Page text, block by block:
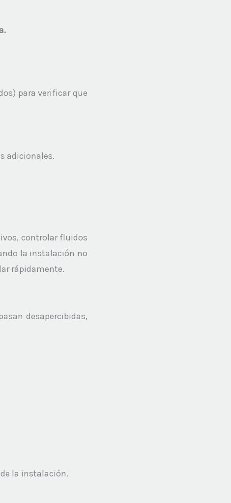
para verificar que
adicionales.
controlar fluidos
la instalación no
rápidamente.
desapercibidas,
la instalación.